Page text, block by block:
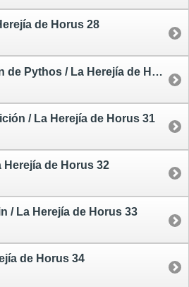
de Horus 28
La Condenación de Pythos / La Herejía de Horus 30
/ La Herejía de Horus 31
Herejía de Horus 32
/ La Herejía de Horus 33
de Horus 34